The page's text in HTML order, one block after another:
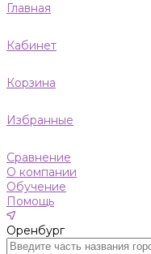
Главная
Кабинет
Корзина
Избранные
Сравнение
О компании
Обучение
Помощь
Оренбург